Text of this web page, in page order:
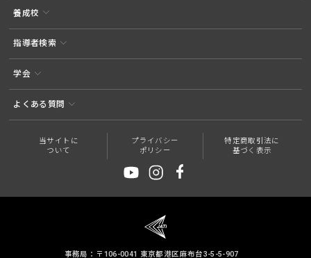
養成校
指導者検索
学会
よくある質問
当サイトに
ついて
プライバシー
ポリシー
特定商取引法に
基づく表示
事務局：〒106-0041 東京都港区麻布台3-5-5-907